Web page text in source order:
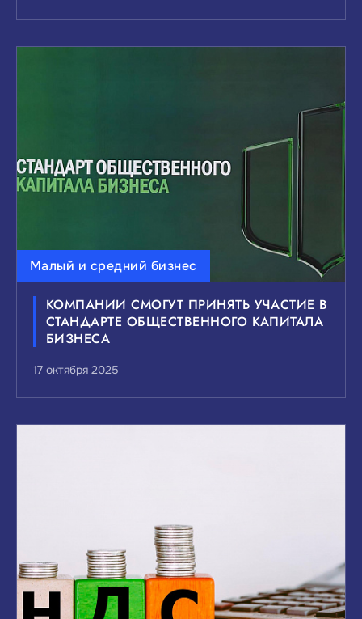
Малый и средний бизнес
КОМПАНИИ СМОГУТ ПРИНЯТЬ УЧАСТИЕ В
СТАНДАРТЕ ОБЩЕСТВЕННОГО КАПИТАЛА
БИЗНЕСА
17 октября 2025